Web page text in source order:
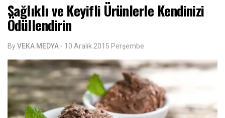
Sağlıklı ve Keyifli Ürünlerle Kendinizi
Ödüllendirin
ByVEKA MEDYA - 10 Aralık 2015 Perşembe